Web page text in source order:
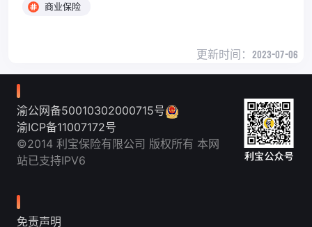
商业保险
更新时间： 2023-07-06
渝公网备50010302000715号
渝ICP备11007172号
©2014 利宝保险有限公司 版权所有 本网
站已支持IPV6
免责声明